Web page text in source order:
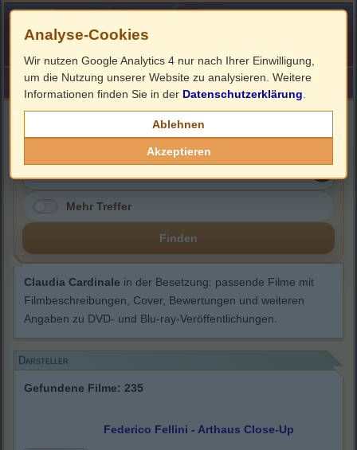
HOME ImpressumLinks
Claudia Cardinale
Mehr Treffer
Finden
Claudia Cardinale in der Besetzung: passende Filme mit
Filmbeschreibungen, Cover, Bewertungen und weiteren
Angaben zu DVD- und Blu-ray-Veröffentlichungen.
Darsteller
Gefundene Filme: 235
Federico Fellini - Arthaus Close-Up
Analyse-Cookies
Wir nutzen Google Analytics 4 nur nach Ihrer Einwilligung,
um die Nutzung unserer Website zu analysieren. Weitere
Informationen finden Sie in der Datenschutzerklärung
Ablehnen
Akzeptieren